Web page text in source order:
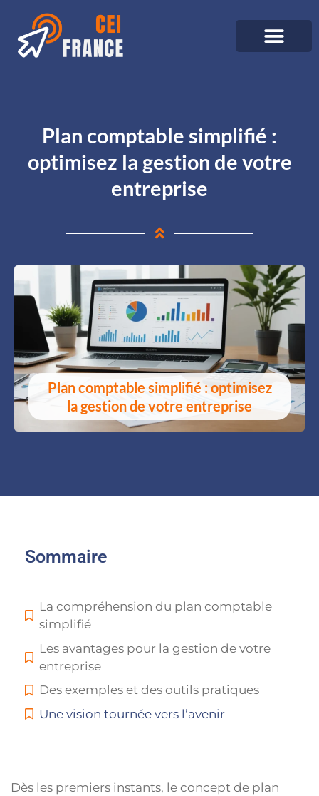
Plan comptable simplifié :
optimisez la gestion de votre
entreprise
Plan comptable simplifié : optimisez
la gestion de votre entreprise
Sommaire
La compréhension du plan comptable
simplifié
Les avantages pour la gestion de votre
entreprise
Des exemples et des outils pratiques
Une vision tournée vers l’avenir
Dès les premiers instants, le concept de plan